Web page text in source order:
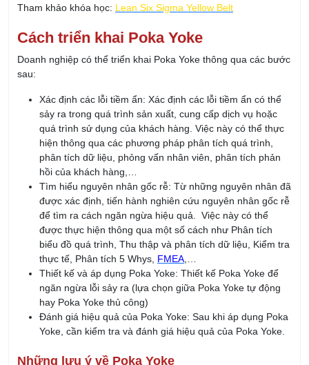
09/08/2026
Khóa học Tối ưu hóa Quản lý Sản xuất với Chat
Khóa học AI - Ứng dụng AI Tối ưu hóa công việc
hiệu quả
13/08/2026
Khóa Học Kỹ Năng Thuyết Trình Chuyên Nghiệp
14/08/2026
Khóa Học Kỹ Năng Giao Tiếp Chuyên Nghiệp
14/08/2026
KHÓA QUẢN LÝ KINH DOANH
Khóa Học Kỹ Năng Đàm Phán Thương Lượng
21/08/2026
Khóa học Kỹ Năng Dịch Vụ Khách Hàng Qua
Điện Thoại